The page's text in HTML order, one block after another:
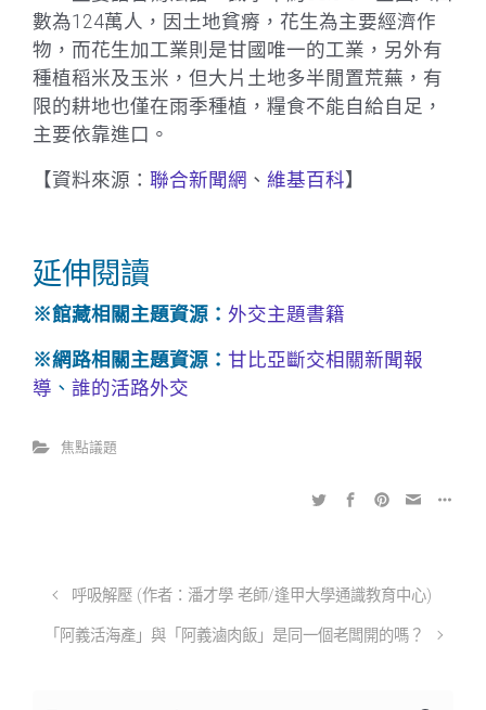
數為124萬人，因土地貧瘠，花生為主要經濟作
物，而花生加工業則是甘國唯一的工業，另外有
種植稻米及玉米，但大片土地多半閒置荒蕪，有
限的耕地也僅在雨季種植，糧食不能自給自足，
主要依靠進口。
【資料來源： 聯合新聞網 、 維基百科】
延伸閱讀
※館藏相關主題資源： 外交主題書籍
※網路相關主題資源： 甘比亞斷交相關新聞報
導 、 誰的活路外交
焦點議題
呼吸解壓 (作者：潘才學 老師/逢甲大學通識教育中心)
「阿義活海產」與「阿義滷肉飯」是同一個老闆開的嗎？